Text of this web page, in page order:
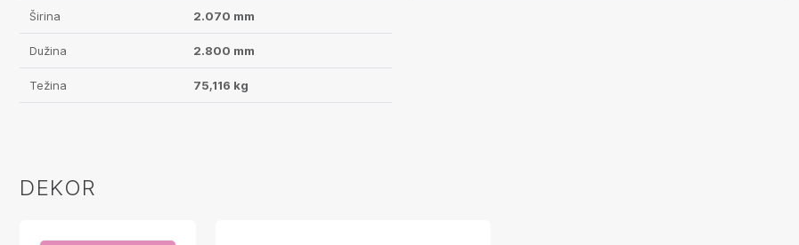
Širina 2.070 mm
Dužina 2.800 mm
Težina 75,116 kg
DEKOR